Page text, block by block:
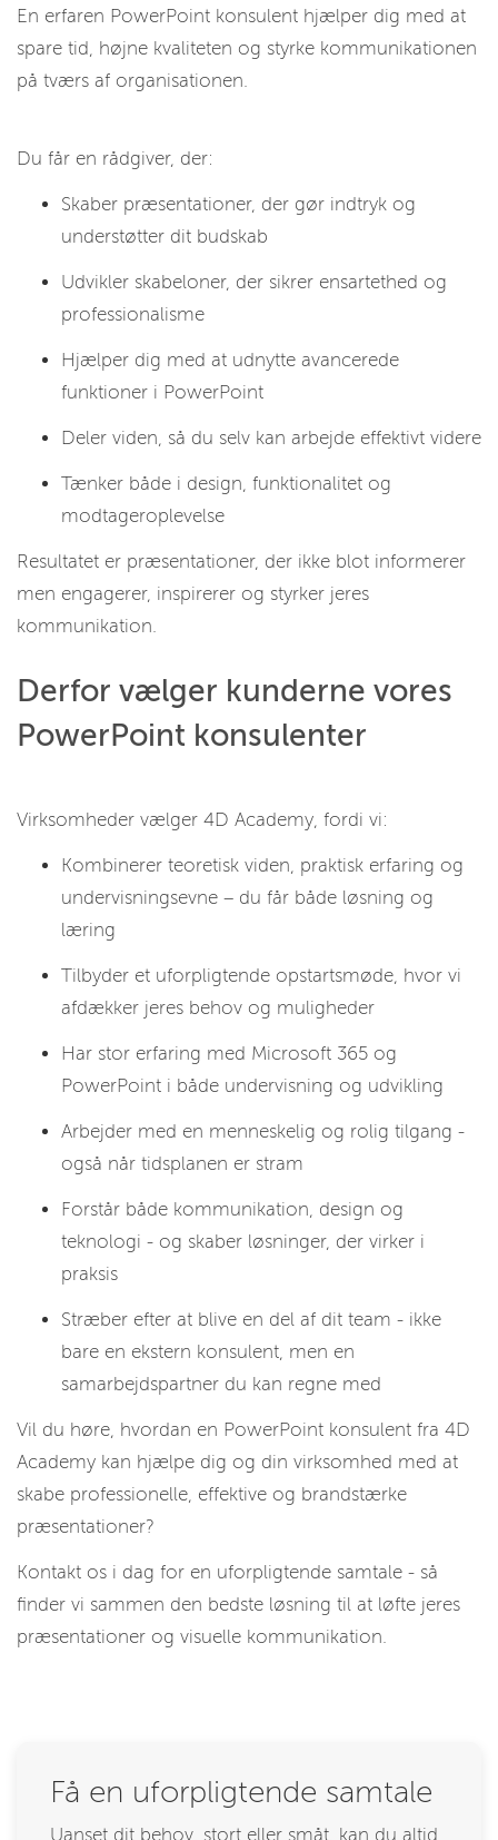
En erfaren PowerPoint konsulent hjælper dig med at
spare tid, højne kvaliteten og styrke kommunikationen
på tværs af organisationen.
Du får en rådgiver, der:
Skaber præsentationer, der gør indtryk og
understøtter dit budskab
Udvikler skabeloner, der sikrer ensartethed og
professionalisme
Hjælper dig med at udnytte avancerede
funktioner i PowerPoint
Deler viden, så du selv kan arbejde effektivt videre
Tænker både i design, funktionalitet og
modtageroplevelse
Resultatet er præsentationer, der ikke blot informerer
men engagerer, inspirerer og styrker jeres
kommunikation.
Derfor vælger kunderne vores
PowerPoint konsulenter
Virksomheder vælger 4D Academy, fordi vi:
Kombinerer teoretisk viden, praktisk erfaring og
undervisningsevne – du får både løsning og
læring
Tilbyder et uforpligtende opstartsmøde, hvor vi
afdækker jeres behov og muligheder
Har stor erfaring med Microsoft 365 og
PowerPoint i både undervisning og udvikling
Arbejder med en menneskelig og rolig tilgang -
også når tidsplanen er stram
Forstår både kommunikation, design og
teknologi - og skaber løsninger, der virker i
praksis
Stræber efter at blive en del af dit team - ikke
bare en ekstern konsulent, men en
samarbejdspartner du kan regne med
Vil du høre, hvordan en PowerPoint konsulent fra 4D
Academy kan hjælpe dig og din virksomhed med at
skabe professionelle, effektive og brandstærke
præsentationer?
Kontakt os i dag for en uforpligtende samtale - så
finder vi sammen den bedste løsning til at løfte jeres
præsentationer og visuelle kommunikation.
Få en uforpligtende samtale
Uanset dit behov, stort eller småt, kan du altid